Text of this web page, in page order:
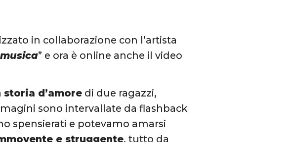
in collaborazione con l’artista
” e ora è online anche il video
storia d’amore di due ragazzi,
sono intervallate da flashback
spensierati e potevamo amarsi
e struggente, tutto da